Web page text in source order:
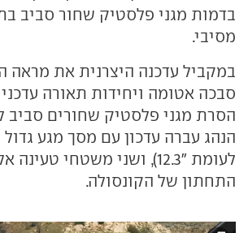
בדמות מגני פלסטיק שחור סביב
מסיבי.
במקביל עדכנה היצרנית את מראה
סבכה אטומה ויחידות תאורה
הסרת מגני פלסטיק שחורים סביב
לעומת "12.3), ושני משטחי
התחתון של הקונסולה.